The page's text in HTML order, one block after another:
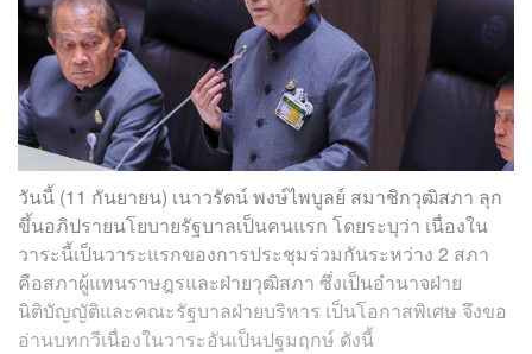
วันนี้ (11 กันยายน) เนาวรัตน์ พงษ์ไพบูลย์ สมาชิกวุฒิสภา ลุก
ขึ้นอภิปรายนโยบายรัฐบาลเป็นคนแรก โดยระบุว่า เนื่องใน
วาระนี้เป็นวาระแรกของการประชุมร่วมกันระหว่าง 2 สภา
คือสภาผู้แทนราษฎรและฝ่ายวุฒิสภา ซึ่งเป็นอำนาจฝ่าย
นิติบัญญัติและคณะรัฐบาลฝ่ายบริหาร เป็นโอกาสพิเศษ จึงขอ
อ่านบทกวีเนื่องในวาระอันเป็นปฐมฤกษ์ ดังนี้